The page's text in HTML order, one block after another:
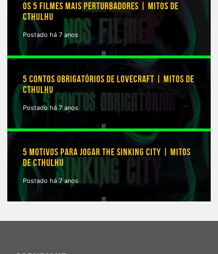
OS 5 FILMES MAIS PERTURBADORES | MITOS DE
CTHULHU
Postado há 7 anos
5 CONTOS OBRIGATÓRIOS DE LOVECRAFT | MITOS DE
CTHULHU
Postado há 7 anos
5 MOTIVOS PARA JOGAR THE SINKING CITY | MITOS
DE CTHULHU
Postado há 7 anos